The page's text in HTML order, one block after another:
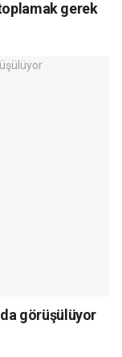
gerek
görüşülüyor